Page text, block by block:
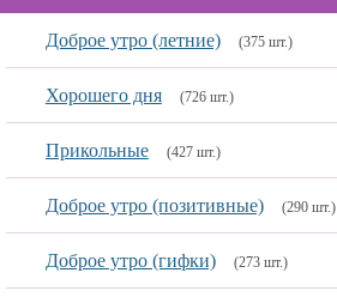
Доброе утро (летние) (375 шт.)
Хорошего дня (726 шт.)
Прикольные (427 шт.)
Доброе утро (позитивные) (290 шт.)
Доброе утро (гифки) (273 шт.)